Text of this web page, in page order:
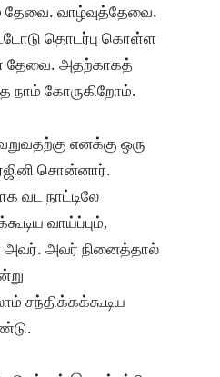
தேவை. வாழ்வுத்தேவை.
தொடர்பு கொள்ள
தேவை. அதற்காகத்
நாம் கோருகிறோம்.
எனக்கு ஒரு
சொன்னார்.
வட நாட்டிலே
வாய்ப்பும்,
அவர். அவர் நினைத்தால்
சந்திக்கக்கூடிய